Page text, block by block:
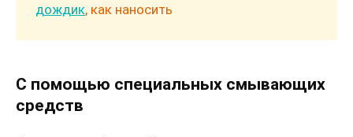
дождик, как наносить
С помощью специальных смывающих
средств